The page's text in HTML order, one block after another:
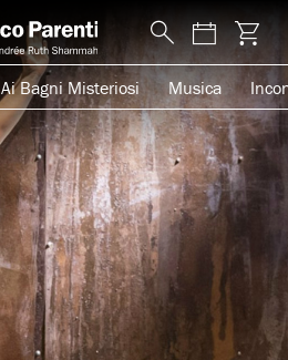
Ai Bagni Misteriosi Musica